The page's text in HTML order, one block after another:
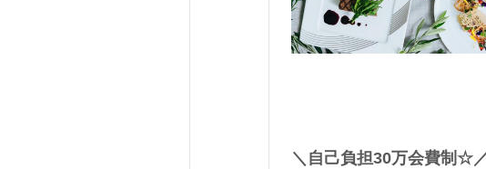
＼自己負担30万会費制☆